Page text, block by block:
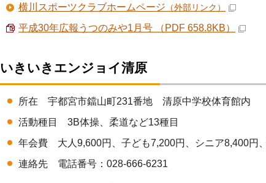
横川スポーツクラブホームページ （外部リンク）
平成30年広報うつのみや1月号 （PDF 658.8KB）
いきいきエンジョイ清原
所在 宇都宮市鐺山町231番地 清原中学校体育館内
活動種目 3B体操、柔道など13種目
年会費 大人9,600円、子ども7,200円、シニア8,400円
連絡先 電話番号：028-666-6231